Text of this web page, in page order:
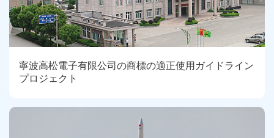
寧波高松電子有限公司の商標の適正使用ガイドライン
プロジェクト